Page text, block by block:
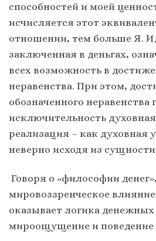
способностей и моей
исчисляется этот
отношении, тем больше Я.
заключенная в деньгах,
всех возможность в
неравенства. При этом,
обозначенного неравенства
исключительность
реализация – как духовная
неверно исходя из
Говоря о «философии
мировоззренческое
оказывает логика
мироощущение и поведение